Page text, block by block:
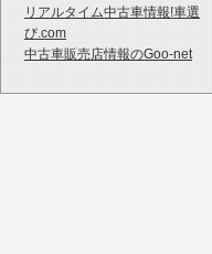
リアルタイム中古車情報!車選
び.com
中古車販売店情報のGoo-net